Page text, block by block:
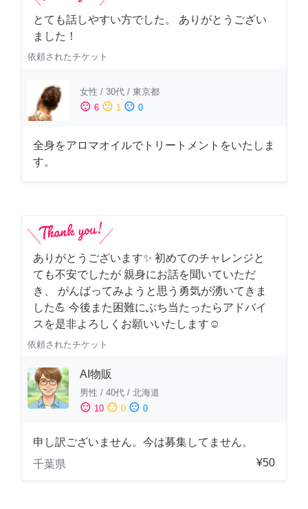
とても話しやすい方でした。 ありがとうござい
ました！
依頼されたチケット
女性 / 30代 / 東京都
sentiment_satisfied 6 sentiment_neutral 1 sentiment_dissatisfied 0
全身をアロマオイルでトリートメントをいたしま
す。
ありがとうございます✨ 初めてのチャレンジと
ても不安でしたが 親身にお話を聞いていただ
き、 がんばってみようと思う勇気が湧いてきま
した💪 今後また困難にぶち当たったらアドバイ
スを是非よろしくお願いいたします☺️
依頼されたチケット
AI物販
男性 / 40代 / 北海道
sentiment_satisfied 10 sentiment_neutral 0 sentiment_dissatisfied 0
申し訳ございません。今は募集してません。
千葉県
¥50